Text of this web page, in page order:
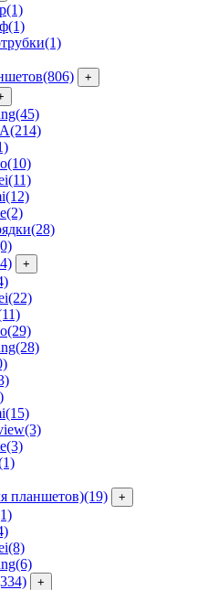
(1)
(1)
(1)
(806) +
(45)
(214)
(10)
(11)
(12)
(2)
(28)
+
(22)
(29)
(28)
(15)
(3)
(3)
планшетов)(19) +
(8)
(6)
+